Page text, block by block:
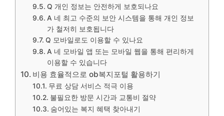
Q 개인 정보는 안전하게 보호되나요
A 네 최고 수준의 보안 시스템을 통해 개인 정보
가 철저히 보호됩니다
Q 모바일로도 이용할 수 있나요
A 네 모바일 앱 또는 모바일 웹을 통해 편리하게
이용할 수 있습니다
비용 효율적으로 ob복지포털 활용하기
무료 상담 서비스 적극 이용
불필요한 방문 시간과 교통비 절약
숨어있는 복지 혜택 찾아내기